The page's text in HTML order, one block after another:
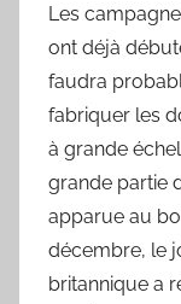
Les
ont déjà
faudra
fabriquer les
à grande
grande partie
apparue au
décembre, le
britannique a